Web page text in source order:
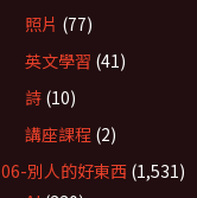
照片 (77)
英文學習 (41)
詩 (10)
講座課程 (2)
06-別人的好東西 (1,531)